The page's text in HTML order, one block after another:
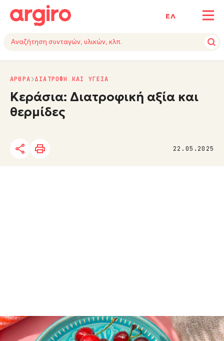
ΕΛ
22.05.2025
ΑΡΘΡΑ ΔΙΑΤΡΟΦΗ ΚΑΙ ΥΓΕΙΑ
Κεράσια: Διατροφική αξία και
θερμίδες